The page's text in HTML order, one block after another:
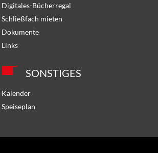
Digitales-Bücherregal
Schließfach mieten
Dokumente
Links
SONSTIGES
Kalender
Speiseplan